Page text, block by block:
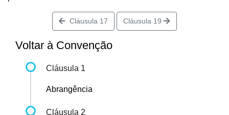
Cláusula 17 Cláusula 19
Voltar à Convenção
Cláusula 1
Abrangência
Cláusula 2